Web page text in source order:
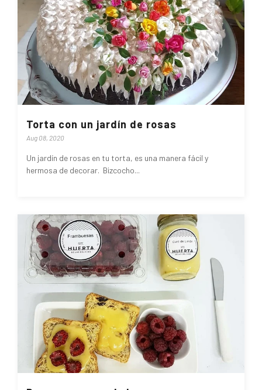
Torta con un jardín de rosas
Aug 08, 2020
Un jardín de rosas en tu torta, es una manera fácil y
hermosa de decorar. Bizcocho...